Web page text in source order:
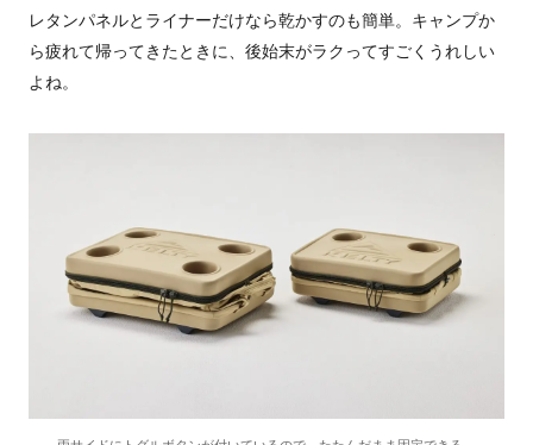
レタンパネルとライナーだけなら乾かすのも簡単。キャンプか
ら疲れて帰ってきたときに、後始末がラクってすごくうれしい
よね。